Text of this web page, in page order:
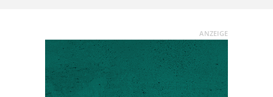
ANZEIGE